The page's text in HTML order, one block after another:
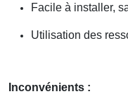
Facile à installer,
Utilisation des
Inconvénients :